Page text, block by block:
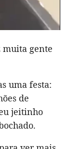
muita gente
uma festa:
de
jeitinho